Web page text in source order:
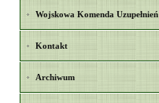
Wojskowa Komenda Uzupełnień
Kontakt
Archiwum